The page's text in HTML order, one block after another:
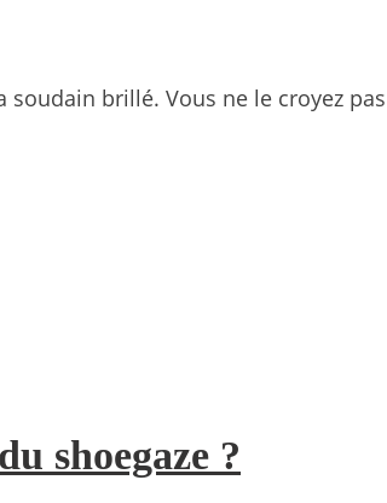
brillé. Vous ne le croyez
shoegaze ?